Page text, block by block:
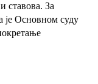
ставова. За
је Основном суду